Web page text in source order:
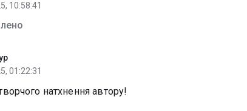
10:58:41
01:22:31
натхнення автору!